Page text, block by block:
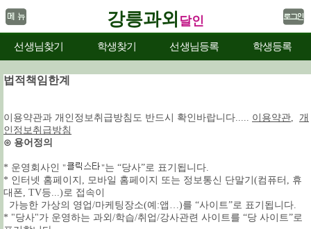
강릉과외 달인
선생님찾기 학생찾기 선생님등록 학생등록
법적책임한계
이용약관과 개인정보취급방침도 반드시 확인바랍니다..... 이용약관, 개
인정보취급방침
⊙ 용어정의
* 운영회사인 " "는 “당사”로 표기됩니다.
* 인터넷 홈페이지, 모바일 홈페이지 또는 정보통신 단말기(컴퓨터, 휴
대폰, TV등...)로 접속이
가능한 가상의 영업/마케팅장소(예:앱…)를 “사이트”로 표기됩니다.
* "당사"가 운영하는 과외/학습/취업/강사관련 사이트를 “당 사이트”로